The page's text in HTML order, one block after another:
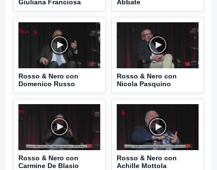
Giuliana Franciosa
Abbate
Rosso & Nero con
Domenico Russo
Rosso & Nero con
Nicola Pasquino
Rosso & Nero con
Carmine De Blasio
Rosso & Nero con
Achille Mottola